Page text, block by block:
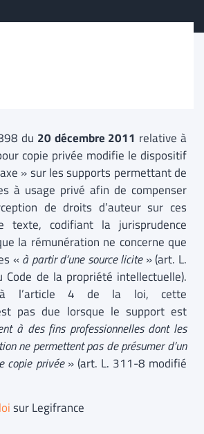
du 20 décembre 2011 relative à
copie privée modifie le dispositif
» sur les supports permettant de
à usage privé afin de compenser
de droits d’auteur sur ces
texte, codifiant la jurisprudence
la rémunération ne concerne que
« à partir d’une source licite» (art. L.
de la propriété intellectuelle).
à l’article 4 de la loi, cette
pas due lorsque le support est
à des fins professionnelles dont les
ne permettent pas de présumer d’un
copie privée» (art. L. 311-8 modifié
loisur Legifrance